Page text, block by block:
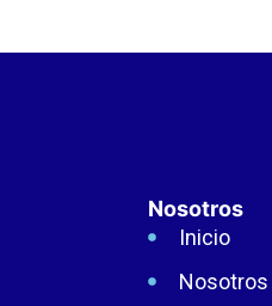
Nosotros
Inicio
Nosotros